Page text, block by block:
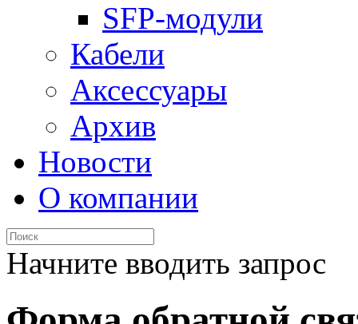
SFP-модули
Кабели
Аксессуары
Архив
Новости
О компании
Начните вводить запрос